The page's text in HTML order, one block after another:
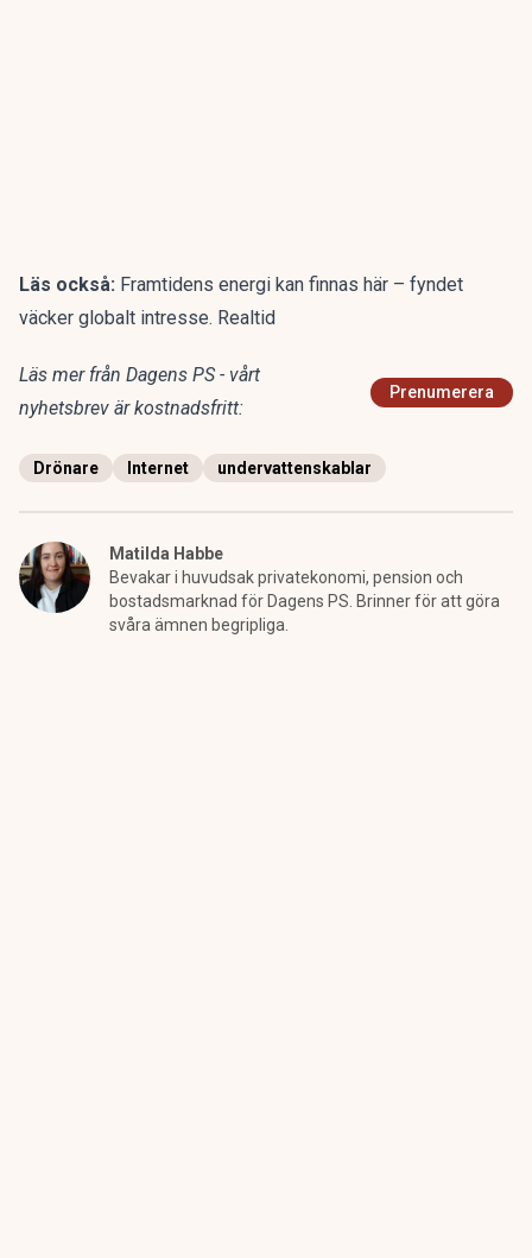
Läs också: Framtidens energi kan finnas här – fyndet
väcker globalt intresse. Realtid
Läs mer från Dagens PS - vårt
nyhetsbrev är kostnadsfritt:
Prenumerera
Drönare Internet undervattenskablar
Matilda Habbe
Bevakar i huvudsak privatekonomi, pension och
bostadsmarknad för Dagens PS. Brinner för att göra
svåra ämnen begripliga.